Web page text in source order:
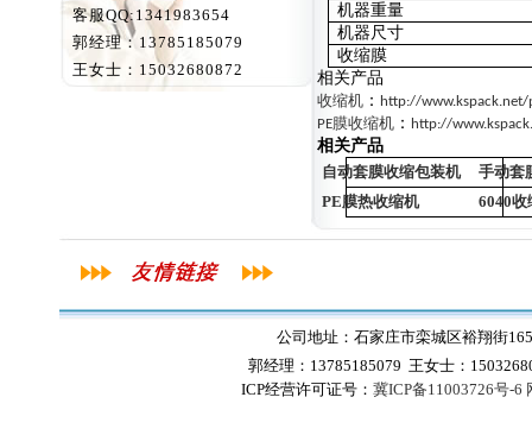
客服QQ:1341983654
郭经理：13785185079
王女士：15032680872
机器重量
机器尺寸
收缩膜
相关产品
收缩机：
http://www.kspack.net/
PE膜收缩机： http://
相关产品
自动套膜收缩包装机
手动套
PE膜热收缩机
6040收
公司地址：石家庄市栾城区裕翔街
郭经理：13785185079 王女士：
ICP经营许可证号： 冀ICP备11003726号-6